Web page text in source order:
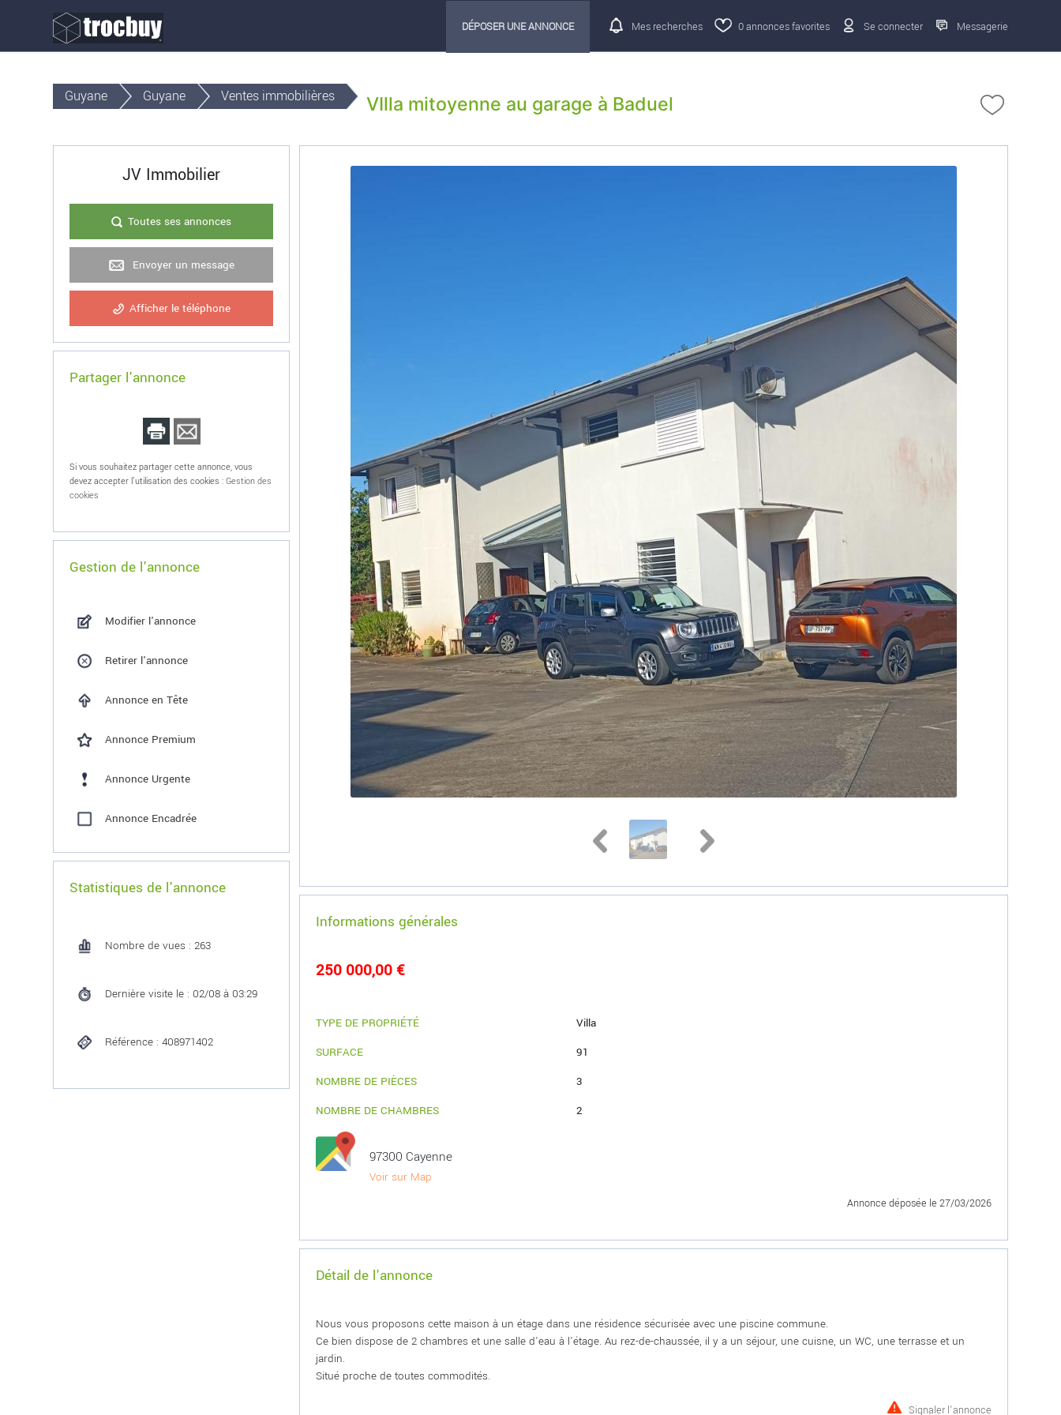
DÉPOSER UNE ANNONCE Mes recherches 0annonces favorites Se connecter Messagerie
Guyane Guyane Ventes immobilières VIlla mitoyenne au garage à Baduel
JV Immobilier
Toutes ses annonces
Envoyer un message
Afficher le téléphone
Partager l'annonce
Si vous souhaitez partager cette annonce, vous
devez accepter l'utilisation des cookies :Gestion des
cookies
Gestion de l'annonce
Modifier l'annonce
Retirer l'annonce
Annonce en Tête
Annonce Premium
Annonce Urgente
Annonce Encadrée
Statistiques de l'annonce
Nombre de vues : 263
Dernière visite le : 02/08 à 03:29
Référence : 408971402
Informations générales
250 000,00 €
TYPE DE PROPRIÉTÉ
Villa
SURFACE
91
NOMBRE DE PIÈCES
3
NOMBRE DE CHAMBRES
2
97300 Cayenne
Voir sur Map
Annonce déposée le 27/03/2026
Détail de l'annonce
Nous vous proposons cette maison à un étage dans une résidence sécurisée avec une piscine commune.
Ce bien dispose de 2 chambres et une salle d'eau à l'étage. Au rez-de-chaussée, il y a un séjour, une cuisne, un WC, une terrasse et un
jardin.
Situé proche de toutes commodités.
Signaler l'annonce